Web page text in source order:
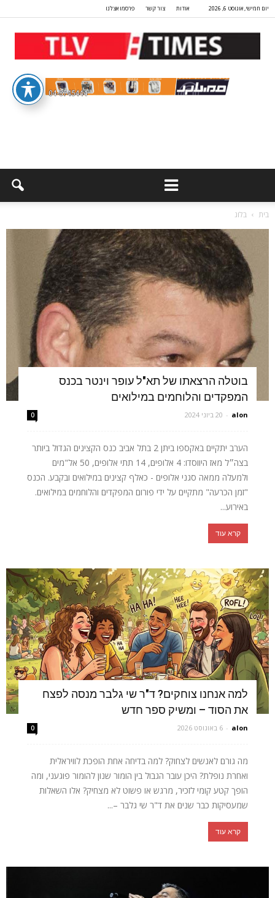
יום חמישי, אוגוסט 6, 2026 אודות צור קשר פרסמו אצלנו
בית בלוג
בוטלה הרצאתו של תא"ל עופר וינטר בכנס
המפקדים והלוחמים במילואים
alon
- 20 ביוני 2024 0
הערב יתקיים באקספו ביתן 2 בתל אביב כנס הקצינים הגדול ביותר
בצה״ל מאז היווסדו: 4 אלופים, 14 תתי אלופים, 50 אל"מים
ולמעלה ממאה סגני אלופים - כאלף קצינים במילואים ובקבע. הכנס
"זמן הכרעה" מתקיים על ידי פורום המפקדים והלוחמים במילואים.
באירוע...
קרא עוד
למה אנחנו צוחקים? ד"ר שי גלבר מנסה לפצח
את הסוד – ומשיק ספר חדש
alon
- 6 באוגוסט 2026 0
מה גורם לאנשים לצחוק? למה בדיחה אחת הופכת לוויראלית
ואחרת נופלת? היכן עובר הגבול בין הומור שנון להומור פוגעני, ומה
הופך קטע קומי לזכיר, מרגש או פשוט לא מצחיק? אלו השאלות
שמעסיקות כבר שנים את ד"ר שי גלבר –...
קרא עוד